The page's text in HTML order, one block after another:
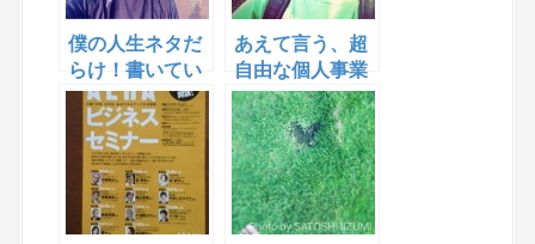
僕の人生ネタだ
らけ！書いてい
りゃ〜いい話も
来るっていう話
あえて言う、超
自由な個人事業
主だからこそ…